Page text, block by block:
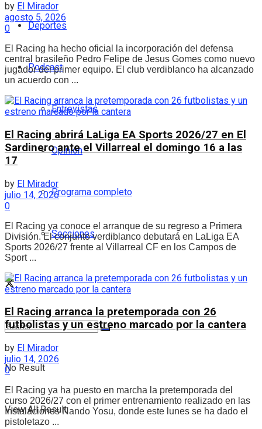
Deportes
Podcast
Entrevistas
Opinión
Programa completo
Secciones
No Result
View All Result
by El Mirador
agosto 5, 2026
0
El Racing ha hecho oficial la incorporación del defensa
central brasileño Pedro Felipe de Jesus Gomes como nuevo
jugador del primer equipo. El club verdiblanco ha alcanzado
un acuerdo con ...
El Racing abrirá LaLiga EA Sports 2026/27 en El
Sardinero ante el Villarreal el domingo 16 a las
17
by El Mirador
julio 14, 2026
0
El Racing ya conoce el arranque de su regreso a Primera
División. El conjunto verdiblanco debutará en LaLiga EA
Sports 2026/27 frente al Villarreal CF en los Campos de
Sport ...
El Racing arranca la pretemporada con 26
futbolistas y un estreno marcado por la cantera
by El Mirador
julio 14, 2026
0
El Racing ya ha puesto en marcha la pretemporada del
curso 2026/27 con el primer entrenamiento realizado en las
Instalaciones Nando Yosu, donde este lunes se ha dado el
pistoletazo ...